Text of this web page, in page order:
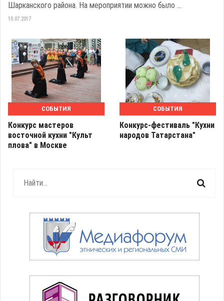
Шарканского района. На мероприятии можно было ...
10.07.2017
СОБЫТИЯ
Конкурс мастеров
восточной кухни "Культ
плова" в Москве
СОБЫТИЯ
Конкурс-фестиваль "Кухни
народов Татарстана"